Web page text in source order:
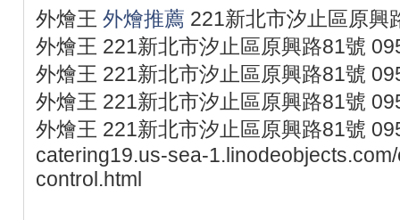
外燴王 外燴推薦 221新北市汐止區原興
外燴王 221新北市汐止區原興路81號
外燴王 221新北市汐止區原興路81號
外燴王 221新北市汐止區原興路81號
外燴王 221新北市汐止區原興路81號
catering19.us-sea-
control.html